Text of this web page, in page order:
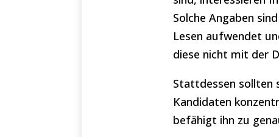
Solche Angaben
Lesen aufwendet
diese nicht mit der
Stattdessen sollten
Kandidaten
befähigt ihn zu